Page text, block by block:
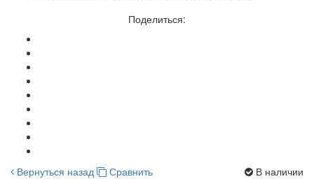
Поделиться:
Вернуться назад Сравнить В наличии